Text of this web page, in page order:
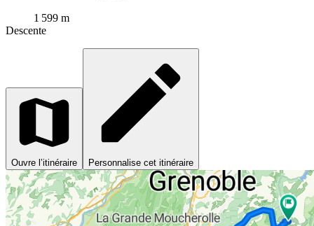
1 599 m
Descente
Ouvre l’itinéraire Personnalise cet itinéraire